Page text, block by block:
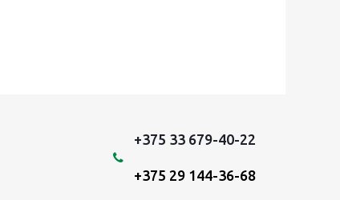
+375 33 679-40-22
+375 29 144-36-68